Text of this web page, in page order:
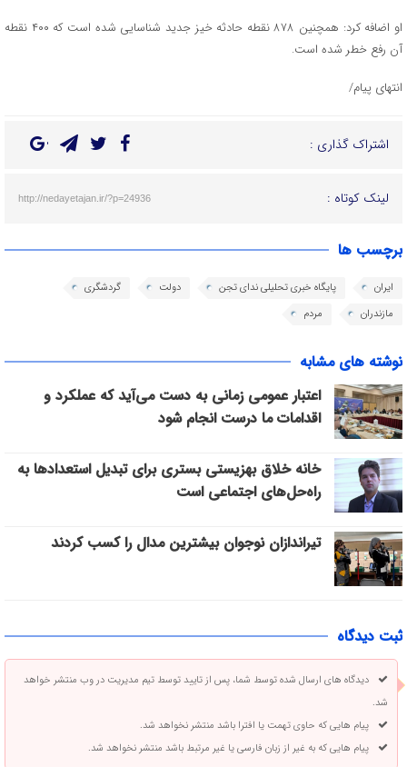
او اضافه کرد: همچنین ۸۷۸ نقطه حادثه خیز جدید شناسایی شده است که ۴۰۰ نقطه
آن رفع خطر شده است.
انتهای پیام/
اشتراک گذاری :
لینک کوتاه : http://nedayetajan.ir/?p=24936
برچسب ها
ایران پایگاه خبری تحلیلی ندای تجن دولت
گردشگری
مازندران
مردم
نوشته های مشابه
اعتبار عمومی زمانی به دست می‌آید که عملکرد و
اقدامات ما درست انجام شود
خانه خلاق بهزیستی بستری برای تبدیل استعدادها به
راه‌حل‌های اجتماعی است
تیراندازان نوجوان بیشترین مدال را کسب کردند
ثبت دیدگاه
دیدگاه های ارسال شده توسط شما، پس از تایید توسط تیم مدیریت در وب منتشر خواهد
شد.
پیام هایی که حاوی تهمت یا افترا باشد منتشر نخواهد شد.
پیام هایی که به غیر از زبان فارسی یا غیر مرتبط باشد منتشر نخواهد شد.